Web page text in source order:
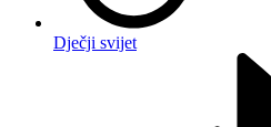
Dječji svijet